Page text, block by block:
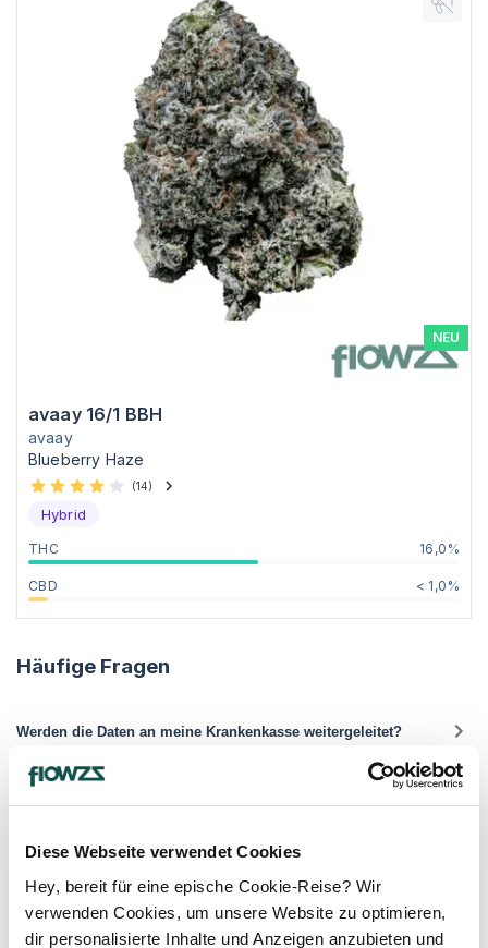
Diese Webseite verwendet Cookies
Hey, bereit für eine epische Cookie-Reise? Wir
verwenden Cookies, um unsere Website zu optimieren,
dir personalisierte Inhalte und Anzeigen anzubieten und
avaay 16/1 BBH
NEU
avaay
Blueberry Haze
(14)
Hybrid
THC 16,0%
CBD < 1,0%
Häufige Fragen
Werden die Daten an meine Krankenkasse weitergeleitet?
Wie lange dauert die Lieferung?